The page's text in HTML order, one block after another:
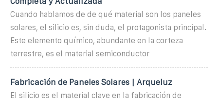
Cuando hablamos de de qué material son los paneles
solares, el silicio es, sin duda, el protagonista principal.
Este elemento químico, abundante en la corteza
terrestre, es el material semiconductor
Fabricación de Paneles Solares | Arqueluz
El silicio es el material clave en la fabricación de